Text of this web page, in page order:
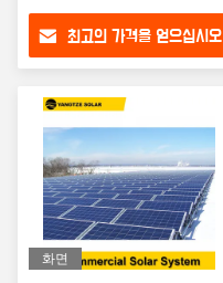
최고의 가격을 얻으십시오
화면